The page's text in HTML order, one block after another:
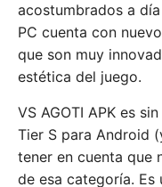
acostumbrados a
PC cuenta con
que son muy
estética del juego.
VS AGOTI APK es
Tier S para Android
tener en cuenta que
de esa categoría.